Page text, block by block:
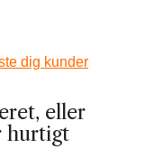
dig kunder
eller
hurtigt